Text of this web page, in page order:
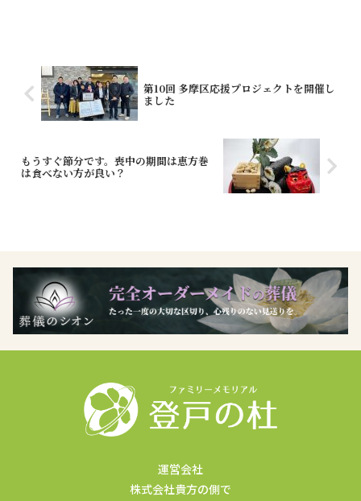
第10回 多摩区応援プロジェクトを開催し
ました
もうすぐ節分です。喪中の期間は恵方巻
は食べない方が良い？
運営会社
株式会社貴方の側で